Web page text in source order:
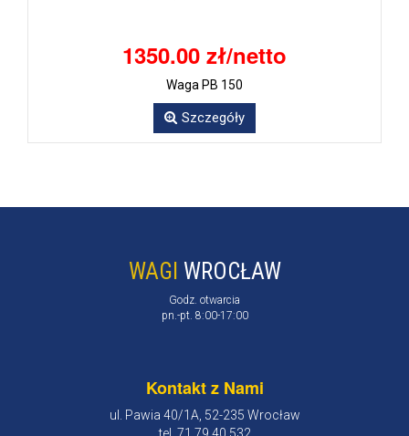
1350.00 zł/netto
Waga PB 150
Szczegóły
WAGI WROCŁAW
Godz. otwarcia
pn.-pt. 8:00-17:00
Kontakt z Nami
ul. Pawia 40/1A, 52-235 Wrocław